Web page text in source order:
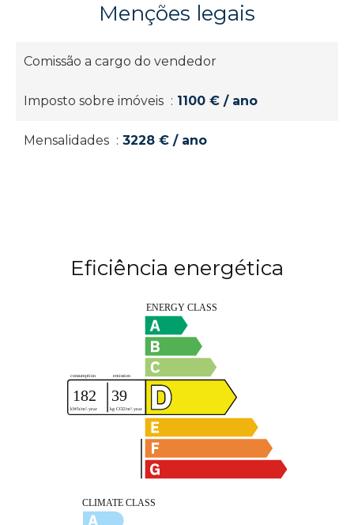
Menções legais
Comissão a cargo do vendedor
Imposto sobre imóveis 1100 € / ano
Mensalidades 3228 € / ano
Eficiência energética